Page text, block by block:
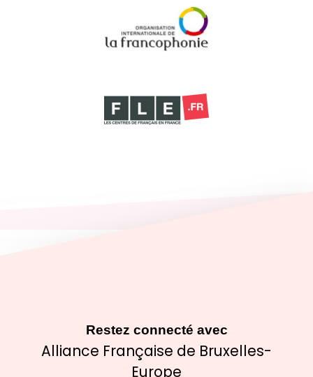
Restez connecté avec
Alliance Française de Bruxelles-
Europe